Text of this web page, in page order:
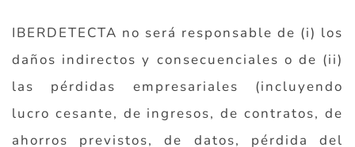
IBERDETECTA no será responsable de (i) los
daños indirectos y consecuenciales o de (ii)
las pérdidas empresariales (incluyendo
lucro cesante, de ingresos, de contratos, de
ahorros previstos, de datos, pérdida del